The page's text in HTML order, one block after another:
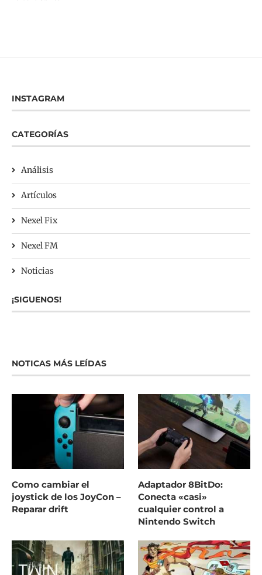
INSTAGRAM
CATEGORÍAS
Análisis
Artículos
Nexel Fix
Nexel FM
Noticias
¡SIGUENOS!
NOTICAS MÁS LEÍDAS
Como cambiar el
joystick de los JoyCon –
Reparar drift
Adaptador 8BitDo:
Conecta «casi»
cualquier control a
Nintendo Switch